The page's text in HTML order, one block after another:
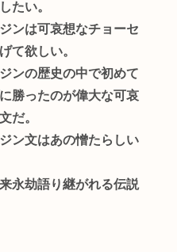
たい。
ンは可哀想なチョーセ
て欲しい。
ンの歴史の中で初めて
勝ったのが偉大な可哀
だ。
ン文はあの憎たらしい
永劫語り継がれる伝説